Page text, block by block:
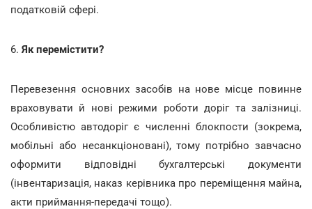
податковій сфері.
6. Як перемістити?
Перевезення основних засобів на нове місце повинне
враховувати й нові режими роботи доріг та залізниці.
Особливістю автодоріг є численні блокпости (зокрема,
мобільні або несанкціоновані), тому потрібно завчасно
оформити відповідні бухгалтерські документи
(інвентаризація, наказ керівника про переміщення майна,
акти приймання-передачі тощо).